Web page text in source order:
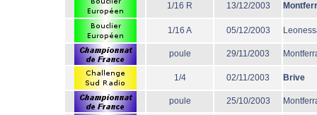
1/16 R 13/12/2003
1/16 A 05/12/2003
poule 29/11/2003
1/4 02/11/2003 Brive
poule 25/10/2003